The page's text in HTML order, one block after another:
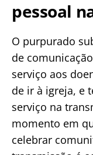
pessoal
O purpurado
de
serviço aos
de ir à igreja, e
serviço na
momento em
celebrar